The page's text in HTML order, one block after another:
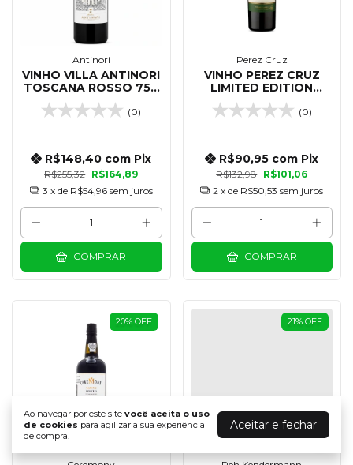
Ao navegar por este site você aceita o uso
de cookies para agilizar a sua experiência
de compra.
Aceitar e fechar
Antinori
VINHO VILLA ANTINORI
TOSCANA ROSSO 750
ML
(0)
R$255,32 R$164,89
R$148,40 com Pix
3 x de R$54,96 sem juros
COMPRAR
Perez Cruz
VINHO PEREZ CRUZ
LIMITED EDITION
MALBEC COT 750 ML
(0)
R$132,98 R$101,06
R$90,95 com Pix
2 x de R$50,53 sem juros
COMPRAR
20% OFF 21% OFF